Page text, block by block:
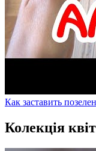
Как заставить
Колекція